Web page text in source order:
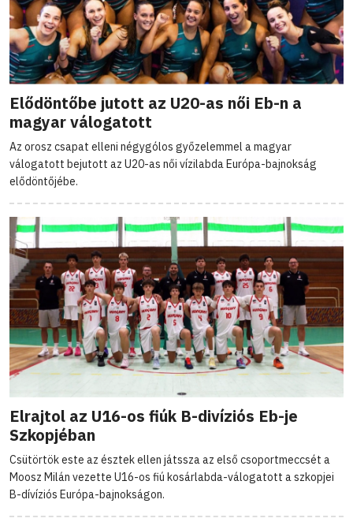
Elődöntőbe jutott az U20-as női Eb-n a
magyar válogatott
Az orosz csapat elleni négygólos győzelemmel a magyar
válogatott bejutott az U20-as női vízilabda Európa-bajnokság
elődöntőjébe.
Elrajtol az U16-os fiúk B-divíziós Eb-je
Szkopjéban
Csütörtök este az észtek ellen játssza az első csoportmeccsét a
Moosz Milán vezette U16-os fiú kosárlabda-válogatott a szkopjei
B-dívíziós Európa-bajnokságon.